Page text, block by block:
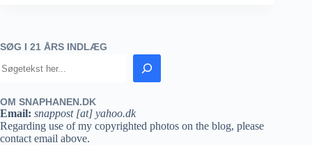
SØG I 21 ÅRS INDLÆG
OM SNAPHANEN.DK
Email: snappost [at] yahoo.dk
Regarding use of my copyrighted photos on the blog, please
contact email above.